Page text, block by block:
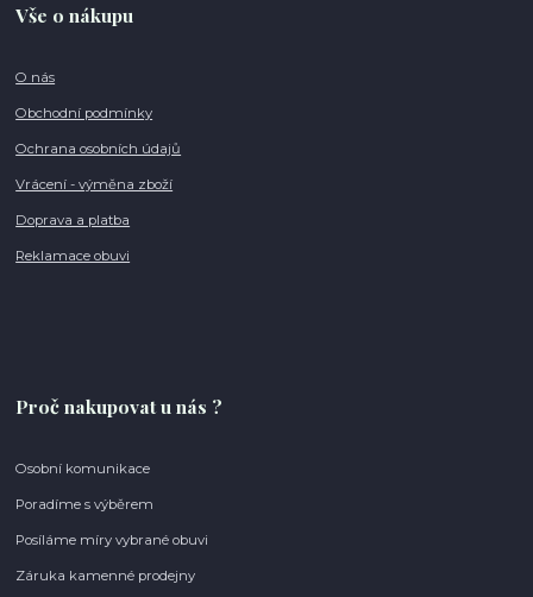
Vše o nákupu
O nás
Obchodní podmínky
Ochrana osobních údajů
Vrácení - výměna zboží
Doprava a platba
Reklamace obuvi
Proč nakupovat u nás ?
Osobní komunikace
Poradíme s výběrem
Posíláme míry vybrané obuvi
Záruka kamenné prodejny